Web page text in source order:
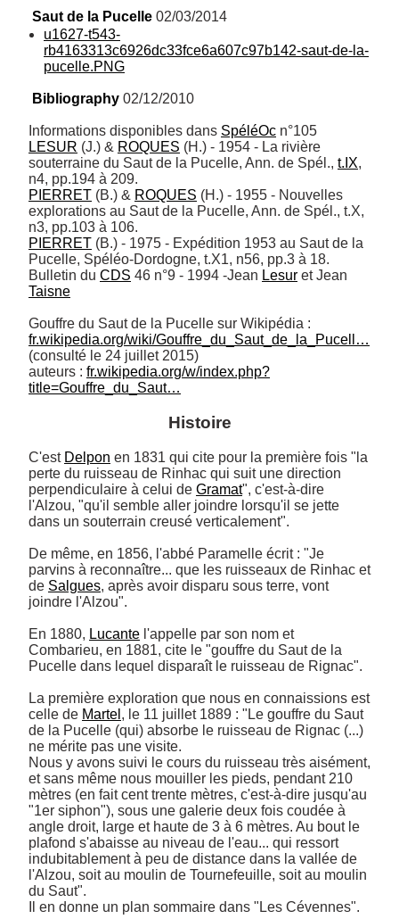
Saut de la Pucelle 02/03/2014
u1627-t543-
rb4163313c6926dc33fce6a607c97b142-saut-de-la-
pucelle.PNG
Bibliography 02/12/2010
Informations disponibles dans SpéléOc
LESUR (J.) & ROQUES (H.) - 1954 - La rivière
souterraine du Saut de la Pucelle, Ann. de Spél., t.IX,
PIERRET (B.) & ROQUES (H.) - 1955 - Nouvelles
explorations au Saut de la Pucelle, Ann. de Spél., t.X,
PIERRET (B.) - 1975 - Expédition 1953 au Saut de la
Pucelle, Spéléo-Dordogne, t.X1, n56, pp.3 à 18.
Bulletin du CDS 46 n°9 - 1994 -Jean Lesur
Taisne
fr.wikipedia.org/wiki/Gouffre_du_Saut_de_la_Pucell…
(consulté le 24 juillet 2015)
auteurs : fr.wikipedia.org/w/index.php?
title=Gouffre_du_Saut…
Histoire
C'est Delpon en 1831 qui cite pour la première fois "la
perte du ruisseau de Rinhac qui suit une direction
perpendiculaire à celui de Gramat", c'est-à-dire
l'Alzou, "qu'il semble aller joindre lorsqu'il se jette
dans un souterrain creusé verticalement".
De même, en 1856, l'abbé Paramelle écrit : "Je
parvins à reconnaître... que les ruisseaux de Rinhac et
de Salgues, après avoir disparu sous terre, vont
joindre l'Alzou".
En 1880, Lucante l'appelle par son nom et
Combarieu, en 1881, cite le "gouffre du Saut de la
Pucelle dans lequel disparaît le ruisseau de Rignac".
La première exploration que nous en connaissions est
celle de Martel , le 11 juillet 1889 : "Le gouffre du Saut
de la Pucelle (qui) absorbe le ruisseau de Rignac (...)
ne mérite pas une visite.
Nous y avons suivi le cours du ruisseau très aisément,
et sans même nous mouiller les pieds, pendant 210
mètres (en fait cent trente mètres, c'est-à-dire jusqu'au
"1er siphon"), sous une galerie deux fois coudée à
angle droit, large et haute de 3 à 6 mètres. Au bout le
plafond s'abaisse au niveau de l'eau... qui ressort
indubitablement à peu de distance dans la vallée de
l'Alzou, soit au moulin de Tournefeuille, soit au moulin
du Saut".
Il en donne un plan sommaire dans "Les Cévennes".